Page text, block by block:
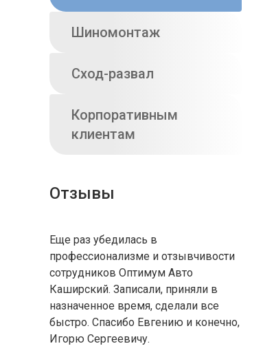
Шиномонтаж
Сход-развал
Корпоративным
клиентам
Отзывы
Еще раз убедилась в
профессионализме и отзывчивости
сотрудников Оптимум Авто
Каширский. Записали, приняли в
назначенное время, сделали все
быстро. Спасибо Евгению и конечно,
Игорю Сергеевичу.